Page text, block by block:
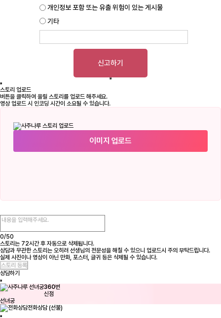
개인정보 포함 또는 유출 위험이 있는 게시물
기타
신고하기
스토리 업로드
버튼을 클릭하여 올릴 스토리를 업로드 해주세요.
영상 업로드 시 인코딩 시간이 소요될 수 있습니다.
이미지 업로드
0/50
스토리는 72시간 후 자동으로 삭제됩니다.
상담과 무관한 스토리는 오히려 선생님의 전문성을 해칠 수 있으니 업로드시 주의 부탁드립니다.
실제 사진이나 영상이 아닌 만화, 포스터, 글귀 등은 삭제될 수 있습니다.
상담하기
360번
신점
선녀궁
전화상담 (선불)